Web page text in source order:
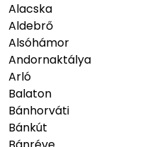
Alacska
Aldebrő
Alsóhámor
Andornaktálya
Arló
Balaton
Bánhorváti
Bánkút